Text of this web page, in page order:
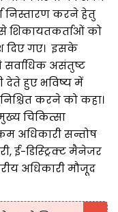
निस्तारण करने हेतु
से शिकायतकर्ताओं को
दिए गए। इसके
सर्वाधिक असंतुष्ट
देते हुए भविष्य में
करने को कहा।
चिकित्सा
अधिकारी सन्तोष
ई-डिस्ट्रिक्ट मैनेजर
अधिकारी मौजूद